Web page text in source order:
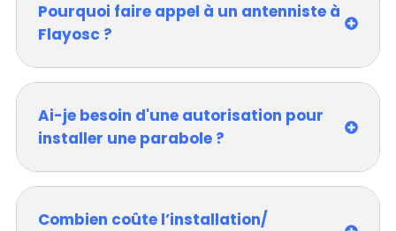
Pourquoi faire appel à un antenniste à
Flayosc ?
Ai-je besoin d'une autorisation pour
installer une parabole ?
Combien coûte l’installation/